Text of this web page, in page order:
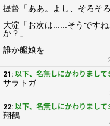
提督「ああ。よし、そろそ
大淀「お次は......そうです
か？」
誰か艦娘を
21: 以下、名無しにかわりまし
サラトガ
22: 以下、名無しにかわりまし
翔鶴